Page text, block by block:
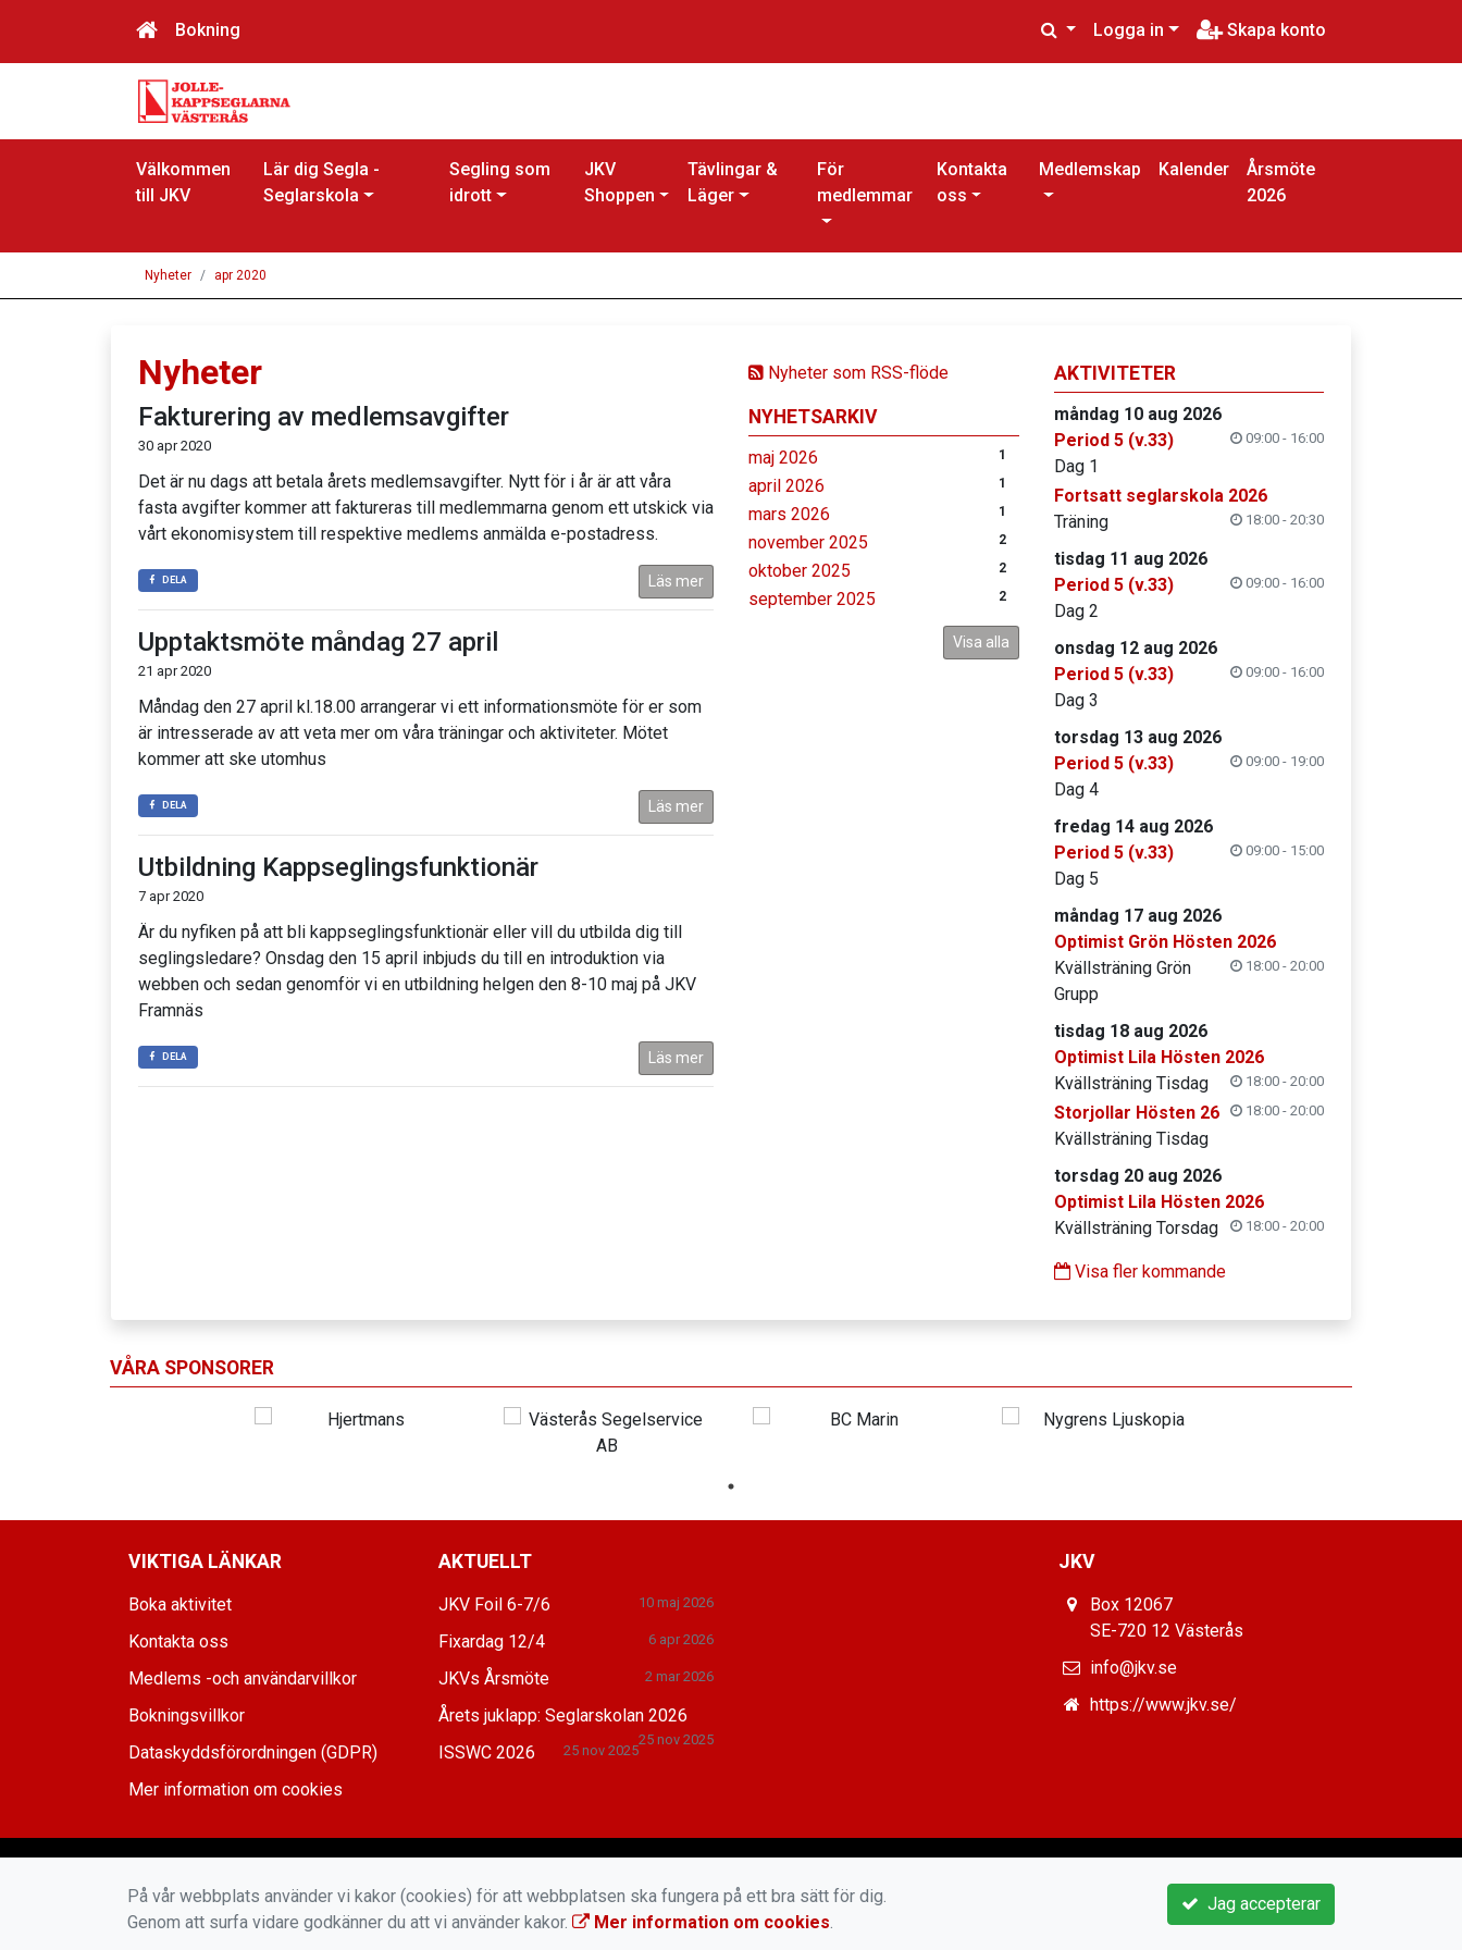
Bokning Logga in Skapa konto
Välkommen
till JKV
Lär dig Segla -
Seglarskola
Segling som
idrott
JKV
Shoppen
Tävlingar &
Läger
För
medlemmar
Kontakta
oss
Medlemskap Kalender
Årsmöte
2026
Nyheter apr 2020
Nyheter som RSS-flöde
NYHETSARKIV
maj 2026 1
april 2026 1
mars 2026 1
november 2025 2
oktober 2025 2
september 2025 2
Visa alla
Nyheter
Fakturering av medlemsavgifter
30 apr 2020
Det är nu dags att betala årets medlemsavgifter. Nytt för i år är att våra
fasta avgifter kommer att faktureras till medlemmarna genom ett utskick via
vårt ekonomisystem till respektive medlems anmälda e-postadress.
DELA Läs mer
Upptaktsmöte måndag 27 april
21 apr 2020
Måndag den 27 april kl.18.00 arrangerar vi ett informationsmöte för er som
är intresserade av att veta mer om våra träningar och aktiviteter. Mötet
kommer att ske utomhus
DELA Läs mer
Utbildning Kappseglingsfunktionär
7 apr 2020
Är du nyfiken på att bli kappseglingsfunktionär eller vill du utbilda dig till
seglingsledare? Onsdag den 15 april inbjuds du till en introduktion via
webben och sedan genomför vi en utbildning helgen den 8-10 maj på JKV
Framnäs
DELA Läs mer
AKTIVITETER
måndag 10 aug 2026
Period 5 (v.33)
09:00 - 16:00
Dag 1
Fortsatt seglarskola 2026
18:00 - 20:30
Träning
tisdag 11 aug 2026
Period 5 (v.33)
09:00 - 16:00
Dag 2
onsdag 12 aug 2026
Period 5 (v.33)
09:00 - 16:00
Dag 3
torsdag 13 aug 2026
Period 5 (v.33)
09:00 - 19:00
Dag 4
fredag 14 aug 2026
Period 5 (v.33)
09:00 - 15:00
Dag 5
måndag 17 aug 2026
Optimist Grön Hösten 2026
18:00 - 20:00
Kvällsträning Grön
Grupp
tisdag 18 aug 2026
Optimist Lila Hösten 2026
18:00 - 20:00
Kvällsträning Tisdag
Storjollar Hösten 26
18:00 - 20:00
Kvällsträning Tisdag
torsdag 20 aug 2026
Optimist Lila Hösten 2026
18:00 - 20:00
Kvällsträning Torsdag
Visa fler kommande
VÅRA SPONSORER
VIKTIGA LÄNKAR
Boka aktivitet
Kontakta oss
Medlems -och användarvillkor
Bokningsvillkor
Dataskyddsförordningen (GDPR)
Mer information om cookies
AKTUELLT
JKV Foil 6-7/6 10 maj 2026
Fixardag 12/4 6 apr 2026
JKVs Årsmöte 2 mar 2026
Årets juklapp: Seglarskolan 2026
25 nov 2025
ISSWC 2026 25 nov 2025
JKV
Box 12067
SE-720 12 Västerås
info@jkv.se
https://www.jkv.se/
Jag accepterar
På vår webbplats använder vi kakor (cookies) för att webbplatsen ska fungera på ett bra sätt för dig.
Genom att surfa vidare godkänner du att vi använder kakor.
Mer information om cookies.